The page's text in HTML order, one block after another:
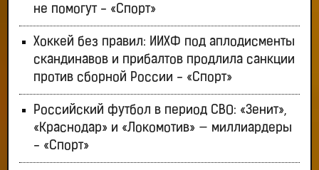
не помогут - «Спорт»
Хоккей без правил: ИИХФ под аплодисменты
скандинавов и прибалтов продлила санкции
против сборной России - «Спорт»
Российский футбол в период СВО: «Зенит»,
«Краснодар» и «Локомотив» — миллиардеры
- «Спорт»